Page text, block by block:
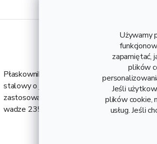
Używamy
zapamiętać,
plików
Jeśli
plików cookie,
usług. Jeśli
Płaskownik stalowy 200x25, zwany także
stalowy o jakości S235 z gwarantowaną
zastosowanie w budownictwie, ślusarstwie i
wadze 235,5 kg i grubości 25 mm. Długość